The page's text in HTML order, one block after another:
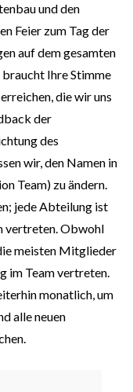
und den
Feier zum Tag der
auf dem gesamten
Ihre Stimme
die wir uns
der
des
wir, den Namen in
Team) zu ändern.
jede Abteilung ist
vertreten. Obwohl
meisten Mitglieder
im Team vertreten.
monatlich, um
alle neuen